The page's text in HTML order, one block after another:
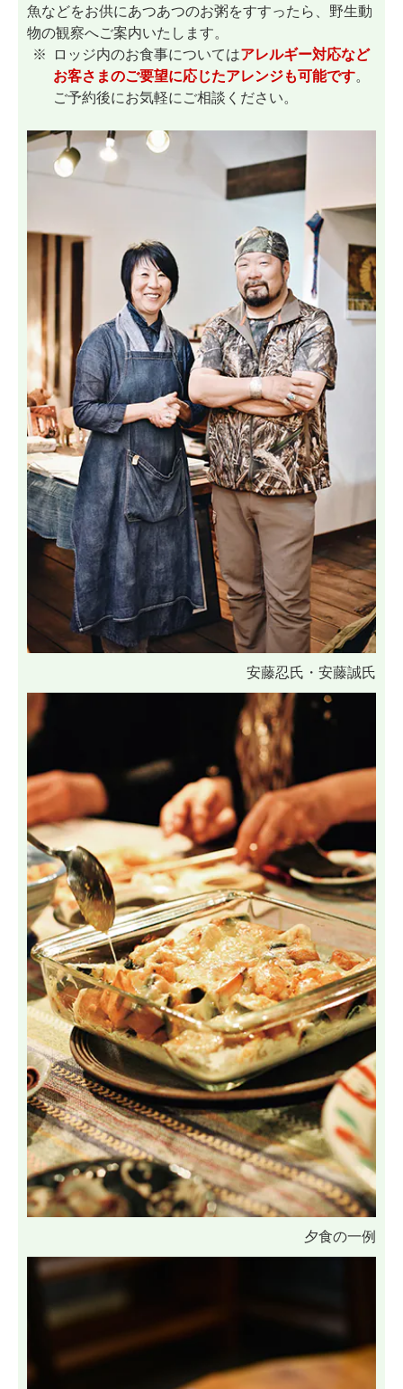
魚などをお供にあつあつのお粥をすすったら、野生動
物の観察へご案内いたします。
ロッジ内のお食事についてはアレルギー対応など
お客さまのご要望に応じたアレンジも可能です。
ご予約後にお気軽にご相談ください。
安藤忍氏・安藤誠氏
夕食の一例